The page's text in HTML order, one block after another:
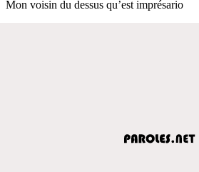
Mon voisin du dessus qu’est imprésario